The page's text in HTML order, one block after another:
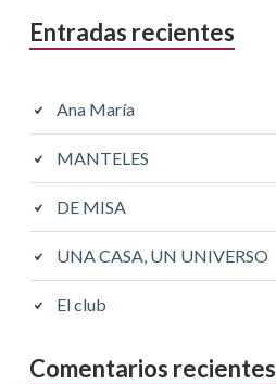
Entradas recientes
Ana María
MANTELES
DE MISA
UNA CASA, UN UNIVERSO
El club
Comentarios recientes